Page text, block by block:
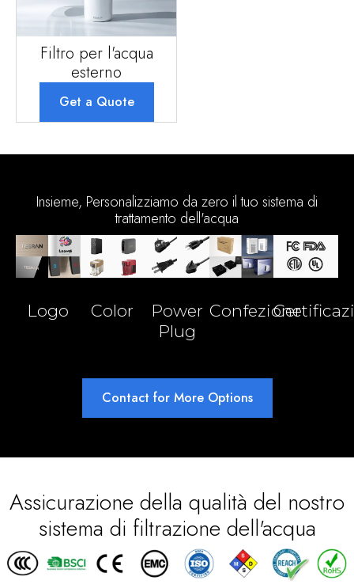
Filtro per l'acqua
esterno
Get a Quote
Insieme, Personalizziamo da zero il tuo sistema di
trattamento dell'acqua
Logo Color
Power
Plug
Confezione
Contact for More Options
Assicurazione della qualità del nostro
sistema di filtrazione dell'acqua